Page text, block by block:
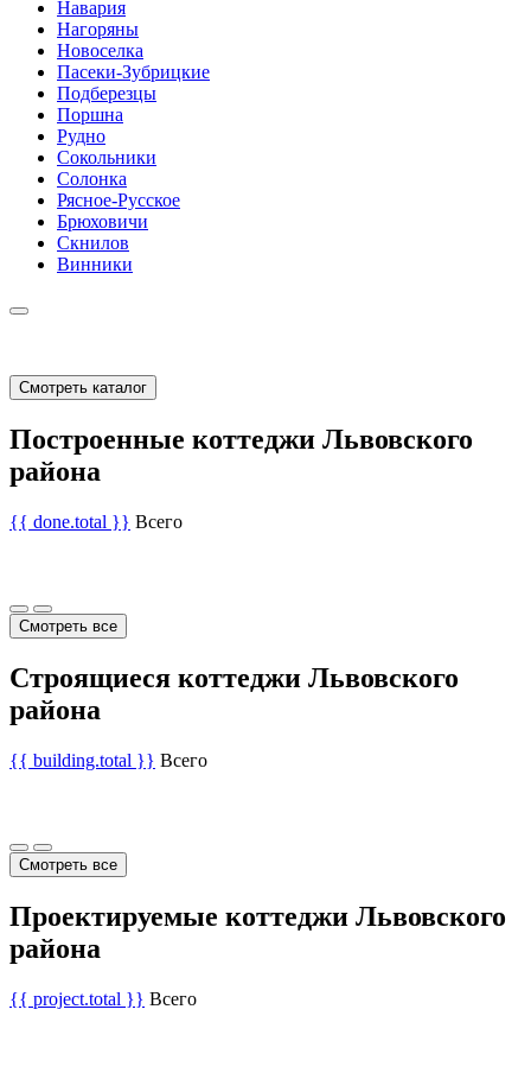
Навария
Нагоряны
Новоселка
Пасеки-Зубрицкие
Подберезцы
Поршна
Рудно
Сокольники
Солонка
Рясное-Русское
Брюховичи
Скнилов
Винники
Смотреть каталог
Построенные коттеджи Львовского
района
{{ done.total }} Всего
Смотреть все
Строящиеся коттеджи Львовского
района
{{ building.total }} Всего
Смотреть все
Проектируемые коттеджи Львовского
района
{{ project.total }} Всего